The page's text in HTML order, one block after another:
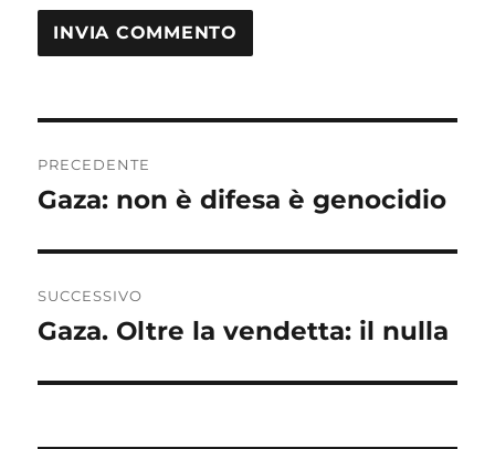
articoli
PRECEDENTE
Articolo
Gaza: non è difesa è genocidio
SUCCESSIVO
Articolo
Gaza. Oltre la vendetta: il nulla